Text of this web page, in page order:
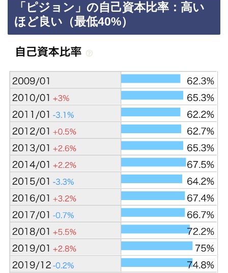
「ピジョン」の自己資本比率：高い
ほど良い（最低40%）